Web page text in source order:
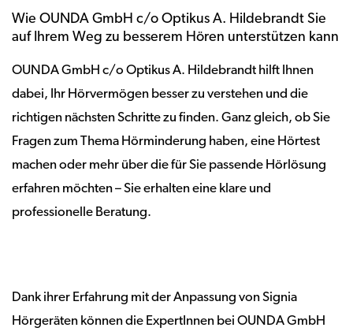
Wie OUNDA GmbH c/o Optikus A. Hildebrandt Sie
auf Ihrem Weg zu besserem Hören unterstützen kann
OUNDA GmbH c/o Optikus A. Hildebrandt hilft Ihnen
dabei, Ihr Hörvermögen besser zu verstehen und die
richtigen nächsten Schritte zu finden. Ganz gleich, ob Sie
Fragen zum Thema Hörminderung haben, eine Hörtest
machen oder mehr über die für Sie passende Hörlösung
erfahren möchten – Sie erhalten eine klare und
professionelle Beratung.
Dank ihrer Erfahrung mit der Anpassung von Signia
Hörgeräten können die ExpertInnen bei OUNDA GmbH